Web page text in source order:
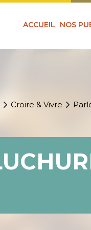
ACCUEIL NOS
Croire & Vivre